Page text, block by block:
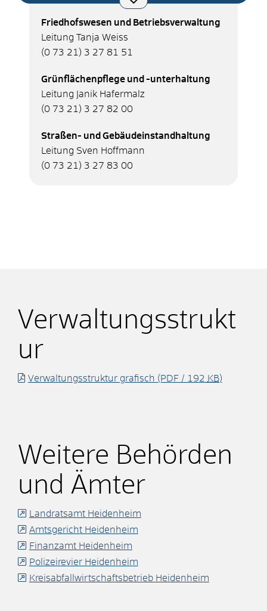
Friedhofswesen und Betriebsverwaltung
Leitung Tanja Weiss
(0 73 21) 3 27 81 51
Grünflächenpflege und -unterhaltung
Leitung Janik Hafermalz
(0 73 21) 3 27 82 00
Straßen- und Gebäudeinstandhaltung
Leitung Sven Hoffmann
(0 73 21) 3 27 83 00
Verwaltungsstrukt
ur
Verwaltungsstruktur grafisch (PDF / 192 KB)
Weitere Behörden
und Ämter
Landratsamt Heidenheim
Amtsgericht Heidenheim
Finanzamt Heidenheim
Polizeirevier Heidenheim
Kreisabfallwirtschaftsbetrieb Heidenheim